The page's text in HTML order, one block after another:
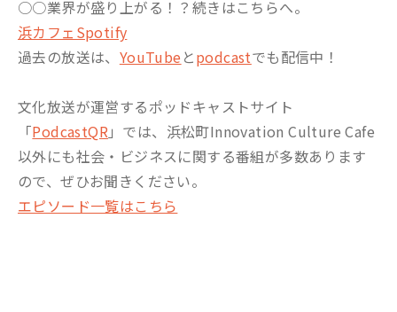
○○業界が盛り上がる！？続きはこちらへ。
浜カフェSpotify
過去の放送は、 YouTubeとpodcastでも配信中！
文化放送が運営するポッドキャストサイト
「PodcastQR」では、浜松町Innovation Culture Cafe
以外にも社会・ビジネスに関する番組が多数あります
ので、ぜひお聞きください。
エピソード一覧はこちら